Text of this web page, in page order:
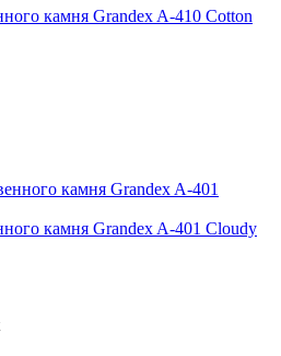
камня Grandex A-410 Cotton
камня Grandex A-401 Cloudy